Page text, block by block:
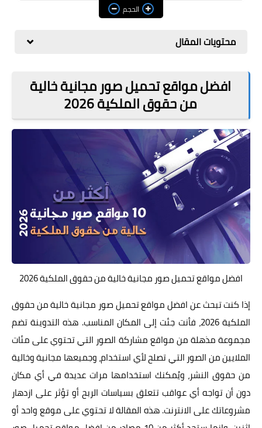
الربح من الانترنت
ذكاء اصطناعي
الحجم
محتويات المقال
افضل مواقع تحميل صور مجانية خالية
من حقوق الملكية 2026
افضل مواقع تحميل صور مجانية خالية من حقوق الملكية 2026
إذا كنت تبحث عن افضل مواقع تحميل صور مجانية خالية من حقوق
الملكية 2026، فأنت جئت إلى المكان المناسب. هذه التدوينة تضم
مجموعة مذهلة من مواقع مشاركة الصور التي تحتوي على مئات
الملايين من الصور التي تصلح لأي استخدام، وجميعها مجانية وخالية
من حقوق النشر، ويُمكنك استخدامها مرات عديدة في أي مكان
دون أن تواجه أي عواقب تتعلق بسياسات الربح أو تؤثر على ازدهار
مشروعاتك على الانترنت. هذه المقالة لا تحتوي على موقع واحد أو